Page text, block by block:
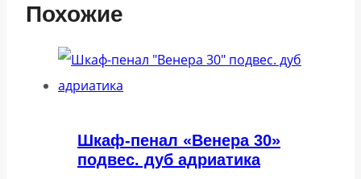
Похожие
Шкаф-пенал «Венера 30»
подвес. дуб адриатика